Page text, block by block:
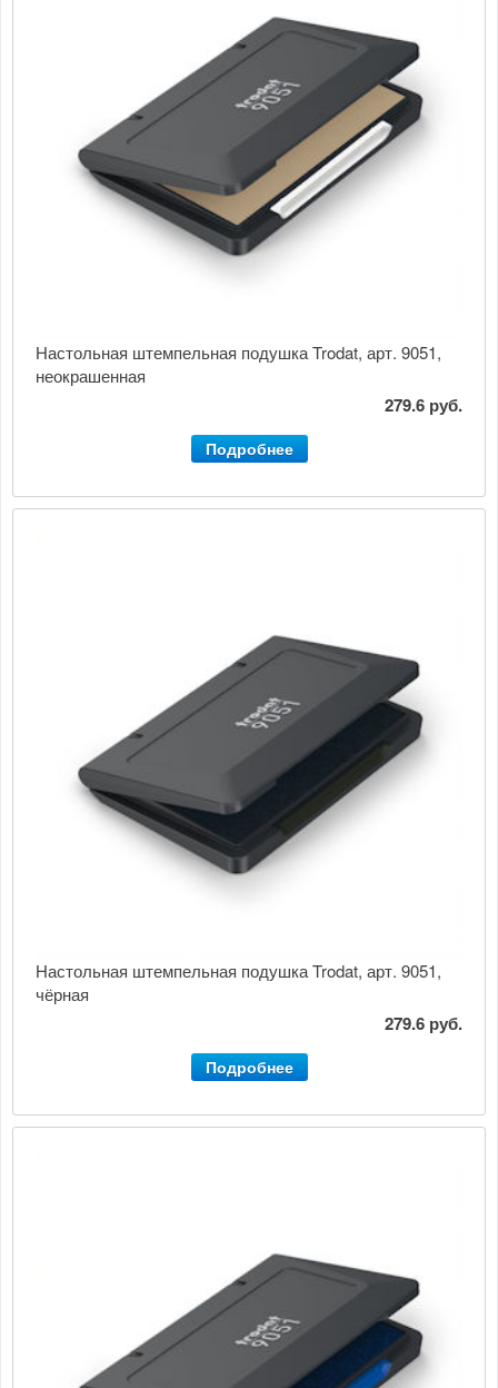
Настольная штемпельная подушка Trodat, арт. 9051,
неокрашенная
279.6 руб.
Подробнее
Настольная штемпельная подушка Trodat, арт. 9051,
чёрная
279.6 руб.
Подробнее